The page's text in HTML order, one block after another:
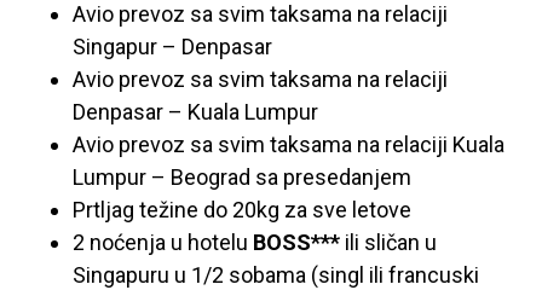
Avio prevoz sa svim taksama na relaciji
Singapur – Denpasar
Avio prevoz sa svim taksama na relaciji
Denpasar – Kuala Lumpur
Avio prevoz sa svim taksama na relaciji Kuala
Lumpur – Beograd sa presedanjem
Prtljag težine do 20kg za sve letove
2 noćenja u hotelu BOSS*** ili sličan u
Singapuru u 1/2 sobama (singl ili francuski